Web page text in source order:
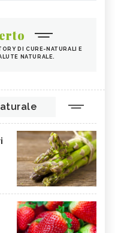
DI CURE-NATURALI E
NATURALE.